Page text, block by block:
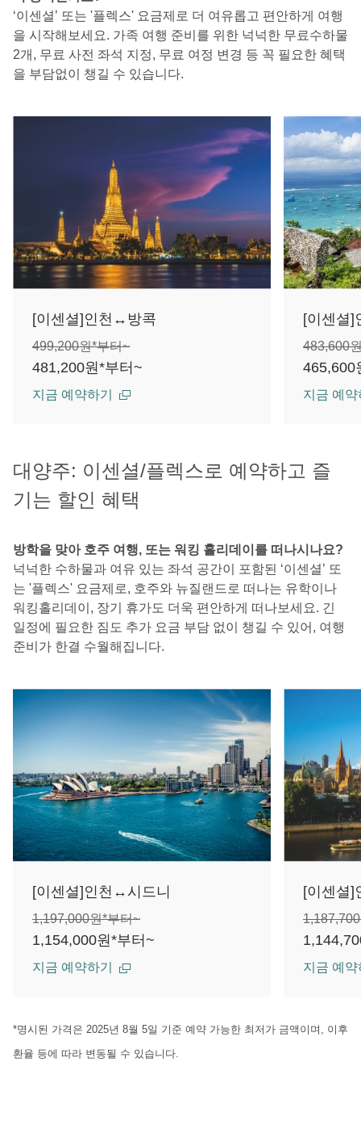
‘이센셜’ 또는 '플렉스' 요금제로 더 여유롭고 편안하게 여행
을 시작해보세요. 가족 여행 준비를 위한 넉넉한 무료수하물
2개, 무료 사전 좌석 지정, 무료 여정 변경 등 꼭 필요한 혜택
을 부담없이 챙길 수 있습니다.
[이센셜]인천↔방콕
499,200원*부터~
481,200원*부터~
지금 예약하기
[이센셜
483,600
465,600
지금 예약
대양주: 이센셜/플렉스로 예약하고 즐
기는 할인 혜택
방학을 맞아 호주 여행, 또는 워킹 홀리데이를 떠나시나요?
넉넉한 수하물과 여유 있는 좌석 공간이 포함된 ‘이센셜’ 또
는 '플렉스' 요금제로, 호주와 뉴질랜드로 떠나는 유학이나
워킹홀리데이, 장기 휴가도 더욱 편안하게 떠나보세요. 긴
일정에 필요한 짐도 추가 요금 부담 없이 챙길 수 있어, 여행
준비가 한결 수월해집니다.
[이센셜]인천↔시드니
1,197,000원*부터~
1,154,000원*부터~
지금 예약하기
[이센셜
지금 예약
*명시된 가격은 2025년 8월 5일 기준 예약 가능한 최저가 금액이며, 이후
환율 등에 따라 변동될 수 있습니다.